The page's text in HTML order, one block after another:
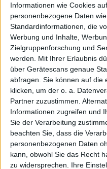
Informationen wie Cookies
personenbezogene Daten
Standardinformationen, die
Werbung und Inhalte,
Zielgruppenforschung und
werden.
Mit Ihrer Erlaubnis
über Gerätescans genaue
abfragen. Sie können auf die
klicken, um der o. a.
Partner zuzustimmen.
Informationen zugreifen und
Sie der Verarbeitung
beachten Sie, dass die
personenbezogenen Daten
kann, obwohl Sie das Recht
zu widersprechen. Ihre